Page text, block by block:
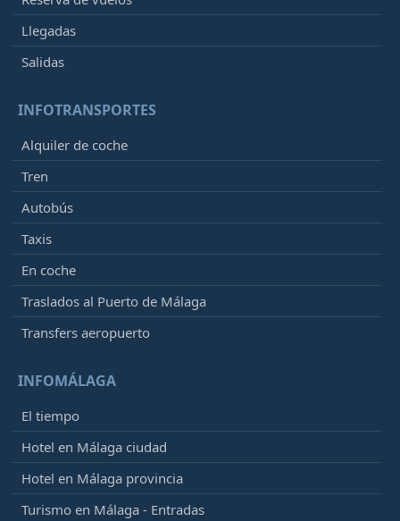
Llegadas
Salidas
INFOTRANSPORTES
Alquiler de coche
Tren
Autobús
Taxis
En coche
Traslados al Puerto de Málaga
Transfers aeropuerto
INFOMÁLAGA
El tiempo
Hotel en Málaga ciudad
Hotel en Málaga provincia
Turismo en Málaga - Entradas